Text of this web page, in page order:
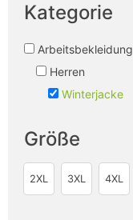
Kategorie
Arbeitsbekleidung
Herren
Winterjacke
Größe
2XL 3XL 4XL